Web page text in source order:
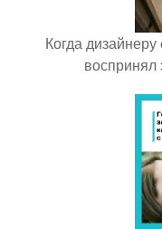
Когда
воспринял